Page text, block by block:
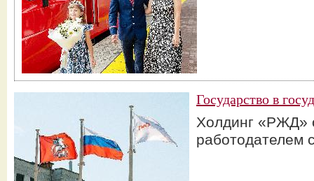
Государство в
Холдинг «РЖД»
работодателем